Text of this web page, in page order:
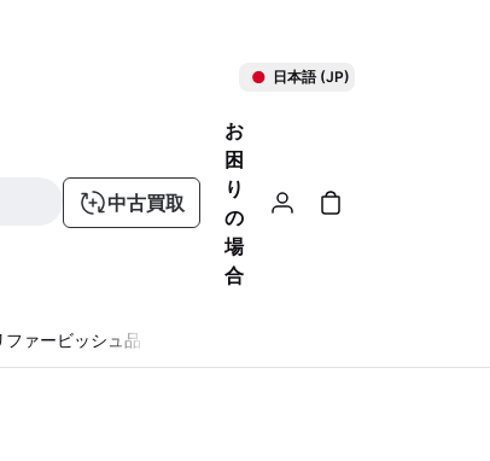
日本語 (JP)
中古買取
お
困
り
の
場
合
ファービッシュ品